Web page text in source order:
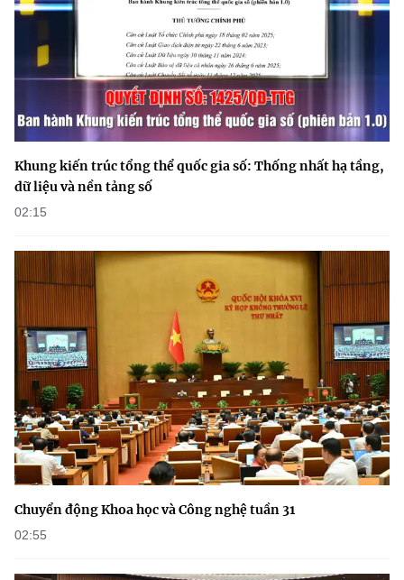
(Ghi rõ nguồn "https://mst.gov.vn" khi phát hành lại thông tin từ
Khung kiến trúc tổng thể quốc gia số: Thống nhất hạ tầng,
dữ liệu và nền tảng số
02:15
Chuyển động Khoa học và Công nghệ tuần 31
02:55